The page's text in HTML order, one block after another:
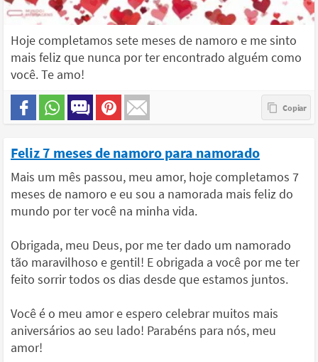
Hoje completamos sete meses de namoro e me sinto
mais feliz que nunca por ter encontrado alguém como
você. Te amo!
Feliz 7 meses de namoro para namorado
Mais um mês passou, meu amor, hoje completamos 7
meses de namoro e eu sou a namorada mais feliz do
mundo por ter você na minha vida.
Obrigada, meu Deus, por me ter dado um namorado
tão maravilhoso e gentil! E obrigada a você por me ter
feito sorrir todos os dias desde que estamos juntos.
Você é o meu amor e espero celebrar muitos mais
aniversários ao seu lado! Parabéns para nós, meu
amor!